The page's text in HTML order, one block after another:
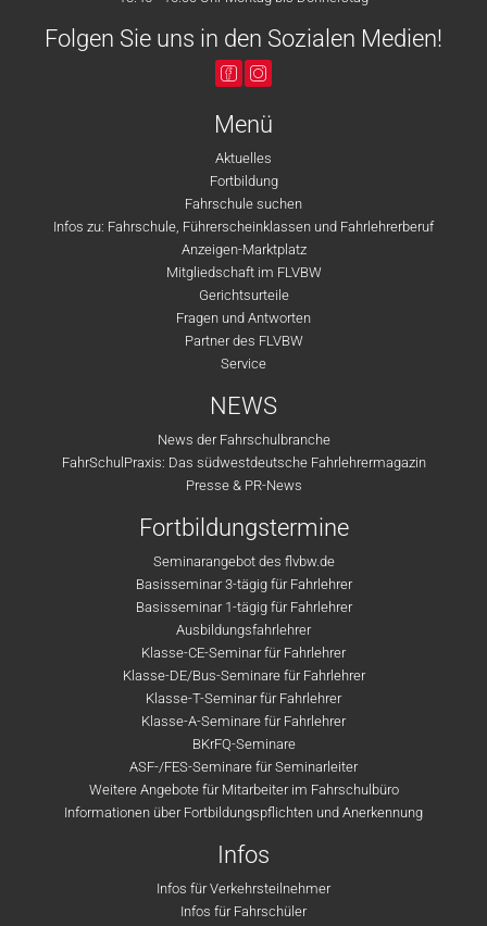
Folgen Sie uns in den Sozialen Medien!
Menü
Aktuelles
Fortbildung
Fahrschule suchen
Infos zu: Fahrschule, Führerscheinklassen und Fahrlehrerberuf
Anzeigen-Marktplatz
Mitgliedschaft im FLVBW
Gerichtsurteile
Fragen und Antworten
Partner des FLVBW
Service
NEWS
News der Fahrschulbranche
FahrSchulPraxis: Das südwestdeutsche Fahrlehrermagazin
Presse & PR-News
Fortbildungstermine
Seminarangebot des flvbw.de
Basisseminar 3-tägig für Fahrlehrer
Basisseminar 1-tägig für Fahrlehrer
Ausbildungsfahrlehrer
Klasse-CE-Seminar für Fahrlehrer
Klasse-DE/Bus-Seminare für Fahrlehrer
Klasse-T-Seminar für Fahrlehrer
Klasse-A-Seminare für Fahrlehrer
BKrFQ-Seminare
ASF-/FES-Seminare für Seminarleiter
Weitere Angebote für Mitarbeiter im Fahrschulbüro
Informationen über Fortbildungspflichten und Anerkennung
Infos
Infos für Verkehrsteilnehmer
Infos für Fahrschüler